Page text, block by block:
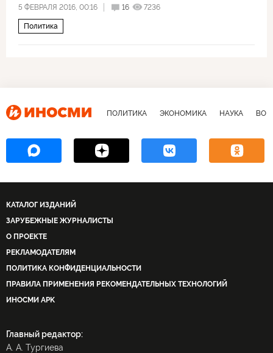
5 ФЕВРАЛЯ 2016, 00:16 16 7236
Политика
ПОЛИТИКА ЭКОНОМИКА НАУКА
КАТАЛОГ ИЗДАНИЙ
ЗАРУБЕЖНЫЕ ЖУРНАЛИСТЫ
О ПРОЕКТЕ
РЕКЛАМОДАТЕЛЯМ
ПОЛИТИКА КОНФИДЕНЦИАЛЬНОСТИ
ПРАВИЛА ПРИМЕНЕНИЯ РЕКОМЕНДАТЕЛЬНЫХ ТЕХНОЛОГИЙ
ИНОСМИ APK
Главный редактор:
А. А. Тургиева